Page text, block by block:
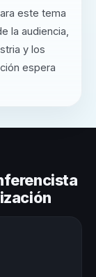
este tema
la audiencia,
y los
espera